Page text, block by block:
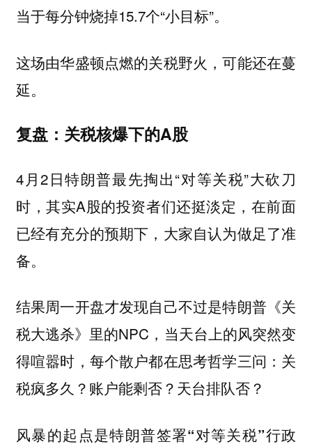
当于每分钟烧掉15.7个“小目标”。
这场由华盛顿点燃的关税野火，可能还在蔓
延。
复盘：关税核爆下的A股
4月2日特朗普最先掏出“对等关税”大砍刀
时，其实A股的投资者们还挺淡定，在前面
已经有充分的预期下，大家自认为做足了准
备。
结果周一开盘才发现自己不过是特朗普《关
税大逃杀》里的NPC， 当天台上的风突然变
得喧嚣时，每个散户都在思考哲学三问：关
税疯多久？账户能剩否？天台排队否？
风暴的起点是特朗普签署“对等关税”行政